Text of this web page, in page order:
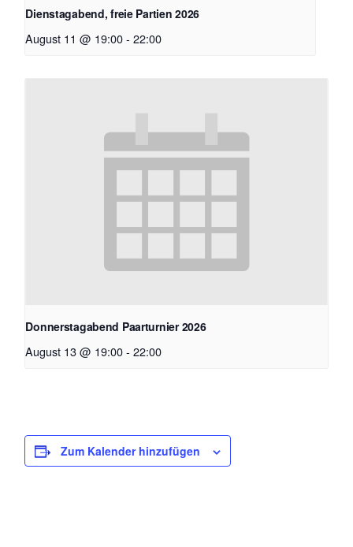
Dienstagabend, freie Partien 2026
August 11 @ 19:00 - 22:00
Donnerstagabend Paarturnier 2026
August 13 @ 19:00 - 22:00
Zum Kalender hinzufügen